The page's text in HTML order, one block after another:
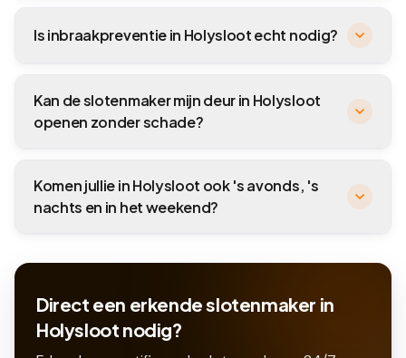
Is inbraakpreventie in Holysloot echt nodig?
Kan de slotenmaker mijn deur in Holysloot
openen zonder schade?
Komen jullie in Holysloot ook 's avonds, 's
nachts en in het weekend?
Direct een erkende slotenmaker in
Holysloot nodig?